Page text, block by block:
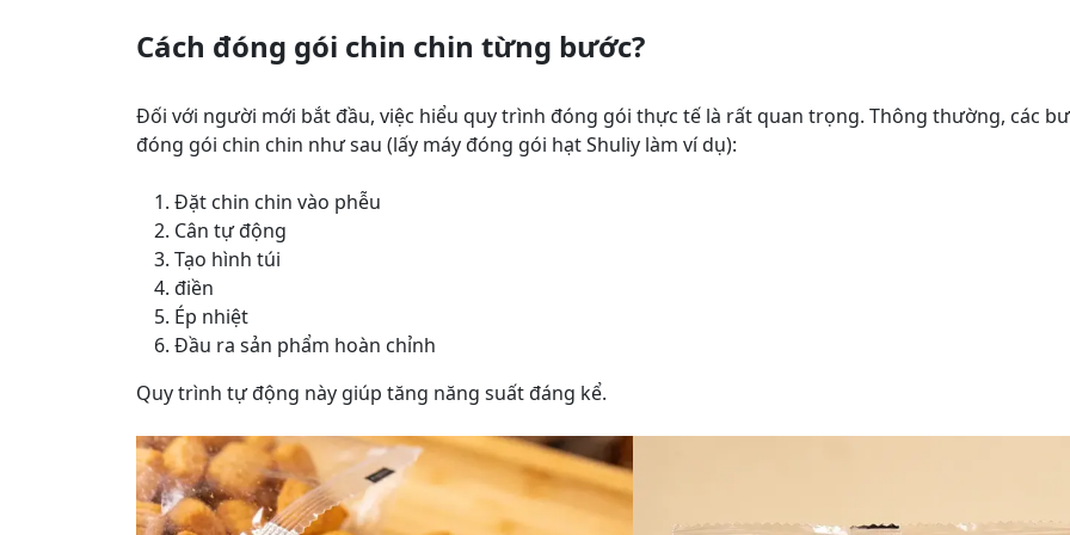
Cách đóng gói chin chin từng bước?
Đối với người mới bắt đầu, việc hiểu quy trình đóng gói thực tế là rất quan trọng. Thông thường, các
đóng gói chin chin như sau (lấy máy đóng gói hạt Shuliy làm ví dụ):
Đặt chin chin vào phễu
Cân tự động
Tạo hình túi
điền
Ép nhiệt
Đầu ra sản phẩm hoàn chỉnh
Quy trình tự động này giúp tăng năng suất đáng kể.